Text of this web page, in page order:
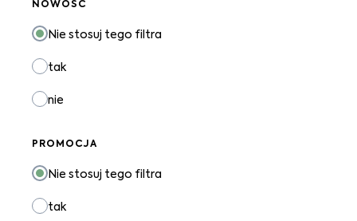
NOWOŚĆ
Nie stosuj tego filtra
tak
nie
PROMOCJA
Nie stosuj tego filtra
tak